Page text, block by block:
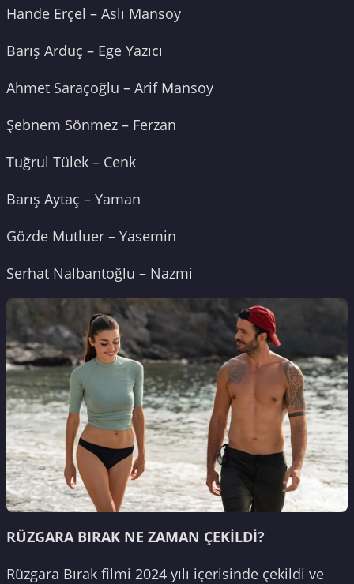
Hande Erçel – Aslı Mansoy
Barış Arduç – Ege Yazıcı
Ahmet Saraçoğlu – Arif Mansoy
Şebnem Sönmez – Ferzan
Tuğrul Tülek – Cenk
Barış Aytaç – Yaman
Gözde Mutluer – Yasemin
Serhat Nalbantoğlu – Nazmi
RÜZGARA BIRAK NE ZAMAN ÇEKİLDİ?
Rüzgara Bırak filmi 2024 yılı içerisinde çekildi ve